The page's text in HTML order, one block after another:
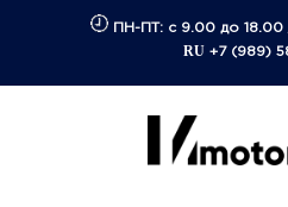
ПН-ПТ: с 9.00 до 18.00
RU +7 (989)